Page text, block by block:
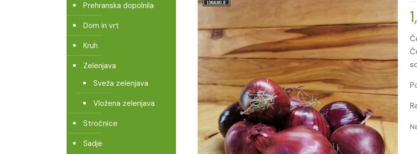
Prehranska dopolnila
Dom in vrt
Kruh
Zelenjava
Sveža zelenjava
Vložena zelenjava
Stročnice
Sadje